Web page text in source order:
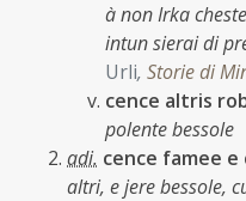
à non Irka
intun sierai di
Urli, Storie di
cence altris
polente bessole
adi. cence famee e
altri, e jere bessole,